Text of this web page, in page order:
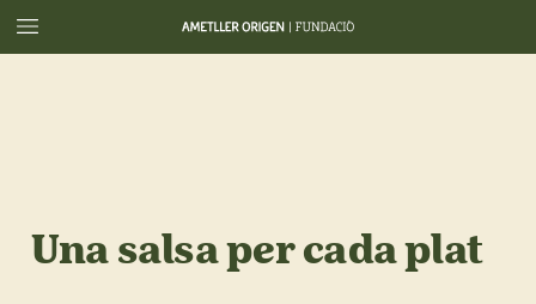
Una salsaper cadaplat